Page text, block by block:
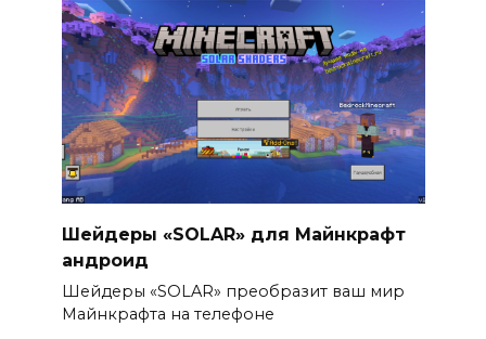
Шейдеры «SOLAR» для Майнкрафт
андроид
Шейдеры «SOLAR» преобразит ваш мир
Майнкрафта на телефоне